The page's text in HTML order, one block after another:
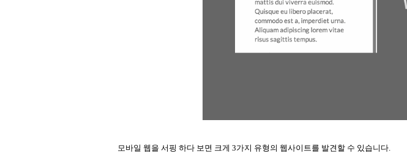
모바일 웹을 서핑 하다 보면 크게 3가지 유형의 웹사이트를 발견할 수 있습니다.